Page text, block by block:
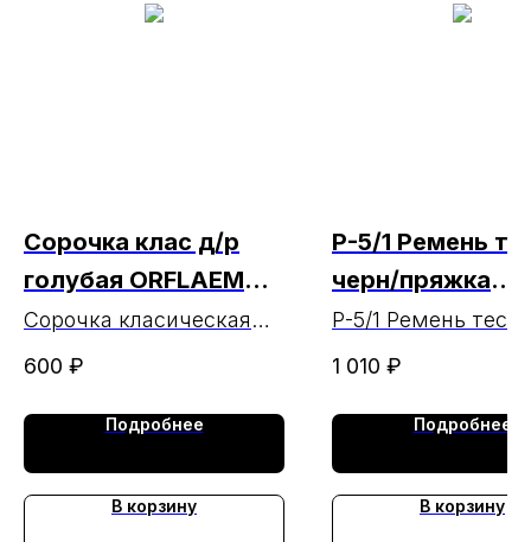
Сорочка клас д/р
голубая ORFLAEM
РАСПРОДАЖА
МАРКА (чз 18.06.24.)
Сорочка класическая
мужская голубая
ORFLAEM
600 ₽
Подробнее
В корзину
Р-5/1 Ремень
черн/пряжка
пластик
Р-5/1 Ремень
черн/пряжка
1 010 ₽
Подробнее
В корзину